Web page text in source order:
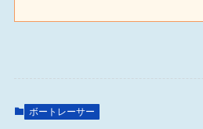
ボートレーサー